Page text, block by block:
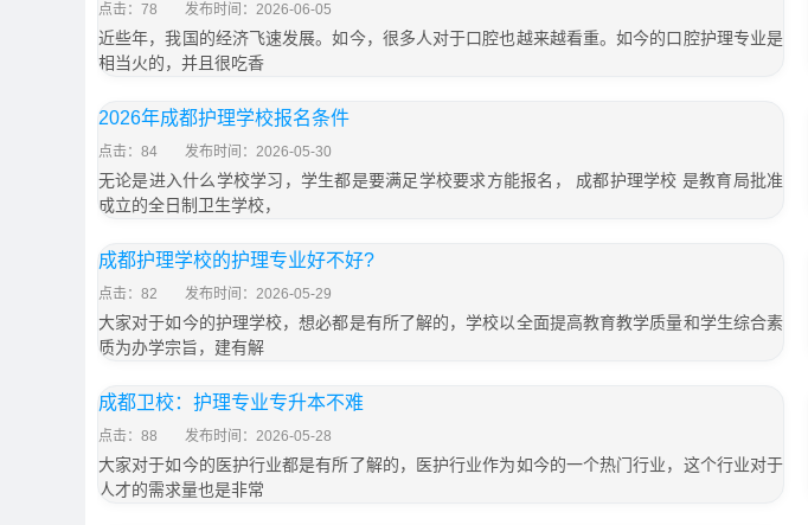
点击：78 发布时间：2026-06-05
近些年，我国的经济飞速发展。如今，很多人对于口腔也越来越看重。如今的口腔护理专业是
相当火的，并且很吃香
2026年成都护理学校报名条件
点击：84 发布时间：2026-05-30
无论是进入什么学校学习，学生都是要满足学校要求方能报名， 成都护理学校 是教育局批准
成立的全日制卫生学校，
成都护理学校的护理专业好不好?
点击：82 发布时间：2026-05-29
大家对于如今的护理学校，想必都是有所了解的，学校以全面提高教育教学质量和学生综合素
质为办学宗旨，建有解
成都卫校：护理专业专升本不难
点击：88 发布时间：2026-05-28
大家对于如今的医护行业都是有所了解的，医护行业作为如今的一个热门行业，这个行业对于
人才的需求量也是非常